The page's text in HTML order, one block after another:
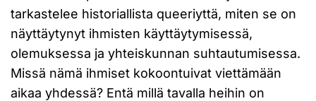
tarkastelee historiallista queeriyttä, miten se on
näyttäytynyt ihmisten käyttäytymisessä,
olemuksessa ja yhteiskunnan suhtautumisessa.
Missä nämä ihmiset kokoontuivat viettämään
aikaa yhdessä? Entä millä tavalla heihin on